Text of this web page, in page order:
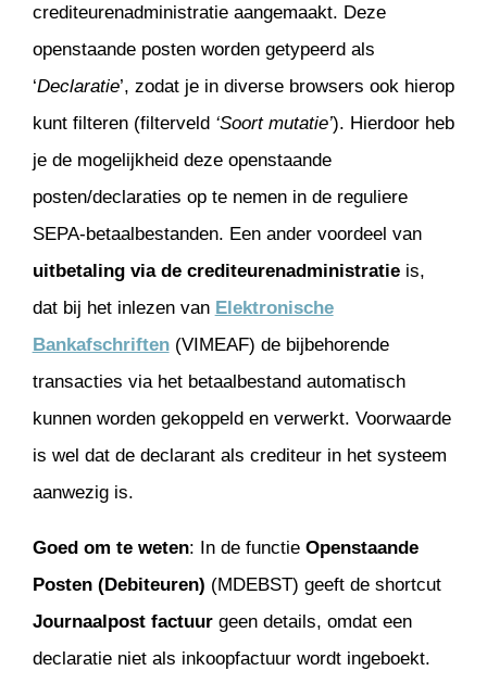
crediteurenadministratie aangemaakt. Deze
openstaande posten worden getypeerd als
‘Declaratie’, zodat je in diverse browsers ook hierop
kunt filteren (filterveld ‘Soort mutatie’). Hierdoor heb
je de mogelijkheid deze openstaande
posten/declaraties op te nemen in de reguliere
SEPA-betaalbestanden. Een ander voordeel van
uitbetaling via de crediteurenadministratie is,
dat bij het inlezen van Elektronische
Bankafschriften(VIMEAF) de bijbehorende
transacties via het betaalbestand automatisch
kunnen worden gekoppeld en verwerkt. Voorwaarde
is wel dat de declarant als crediteur in het systeem
aanwezig is.
Goed om te weten: In de functie Openstaande
Posten (Debiteuren) (MDEBST) geeft de shortcut
Journaalpost factuur geen details, omdat een
declaratie niet als inkoopfactuur wordt ingeboekt.